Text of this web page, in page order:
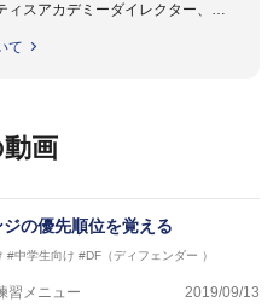
ィスアカデミーダイレクター、
公認B級養成講習会インストラクタ
ーダーチーフインストラクター
督、ミャンマー女子フットサル代
フットサルインストラクター、AFC
て
画
の優先順位を覚える
#中学生向け #DF（ディフェンダー ）
習メニュー 2019/09/13